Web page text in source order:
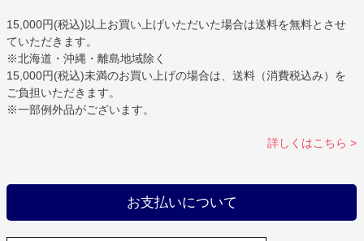
15,000円(税込)以上お買い上げいただいた場合は送料を無料とさせ
ていただきます。
※北海道・沖縄・離島地域除く
15,000円(税込)未満のお買い上げの場合は、送料（消費税込み）を
ご負担いただきます。
※一部例外品がございます。
詳しくはこちら >
お支払いについて